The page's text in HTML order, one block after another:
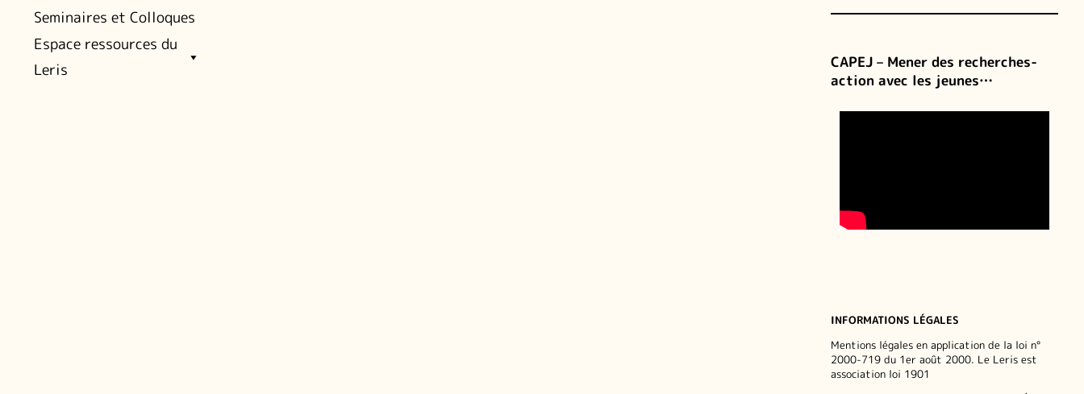
Seminaires et Colloques
Espace ressources du
Leris
CAPEJ – Mener des recherches-
action avec les jeunes…
INFORMATIONS LÉGALES
Mentions légales en application de la loi n°
2000-719 du 1er août 2000. Le Leris est
association loi 1901